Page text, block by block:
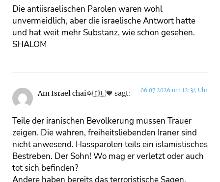
Die antiisraelischen Parolen waren wohl
unvermeidlich, aber die israelische Antwort hatte
und hat weit mehr Substanz, wie schon gesehen.
SHALOM
Am Israel chai✡️🇮🇱💙 sagt: 06.07.2026 um 12:34 Uhr
Teile der iranischen Bevölkerung müssen Trauer
zeigen. Die wahren, freiheitsliebenden Iraner sind
nicht anwesend. Hassparolen teils ein islamistisches
Bestreben. Der Sohn! Wo mag er verletzt oder auch
tot sich befinden?